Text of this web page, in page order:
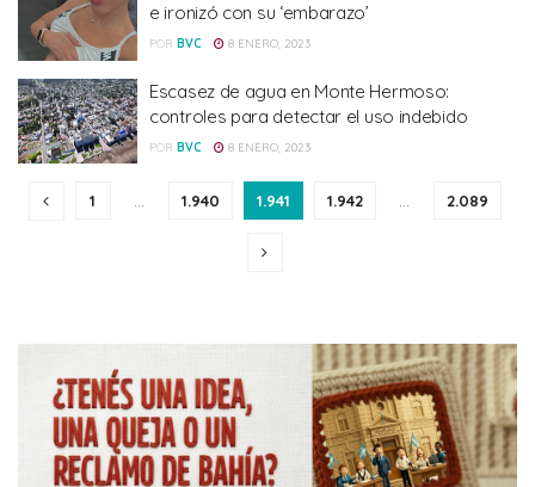
e ironizó con su ‘embarazo’
POR BVC 8 ENERO, 2023
Escasez de agua en Monte Hermoso:
controles para detectar el uso indebido
POR BVC 8 ENERO, 2023
1 1.940 1.941 1.942 2.089